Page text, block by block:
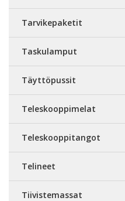
Tarvikepaketit
Taskulamput
Täyttöpussit
Teleskooppimelat
Teleskooppitangot
Telineet
Tiivistemassat